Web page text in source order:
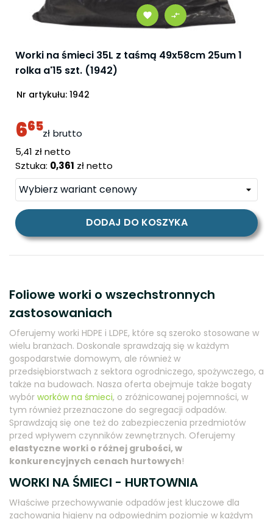
Worki na śmieci 35L z taśmą 49x58cm 25um 1
rolka a'15 szt. (1942)
Nr artykułu: 1942
665zł brutto
cena
5,41 zł netto
Sztuka: 0,361 zł netto
DODAJ DO KOSZYKA
Foliowe worki o wszechstronnych
zastosowaniach
Oferujemy worki HDPE i LDPE, które są szeroko stosowane w
wielu branżach. Doskonale sprawdzają się w każdym
gospodarstwie domowym, ale również w
przedsiębiorstwach z sektora ogrodniczego, spożywczego, a
także na budowach. Nasza oferta obejmuje także bogaty
wybór worków na śmieci, o zróżnicowanej pojemności, w
tym również przeznaczone do segregacji odpadów.
Sprawdzają się one też do zabezpieczenia przedmiotów
przed wpływem czynników zewnętrznych. Oferujemy
elastyczne worki o różnej grubości, w
konkurencyjnych cenach hurtowych!
WORKI NA ŚMIECI - HURTOWNIA
Właściwe przechowywanie odpadów jest kluczowe dla
zachowania higieny na odpowiednim poziomie w każdym